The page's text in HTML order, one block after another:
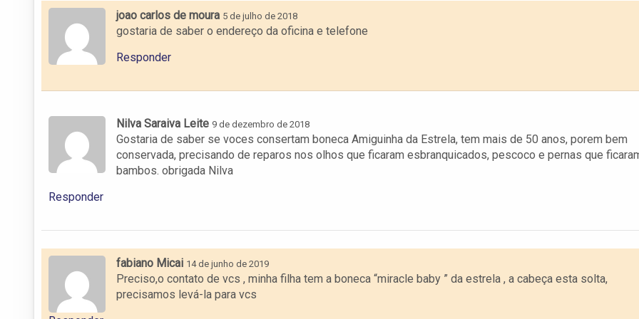
joao carlos de moura 5 de julho de 2018
gostaria de saber o endereço da oficina e telefone
Responder
Nilva Saraiva Leite 9 de dezembro de 2018
Gostaria de saber se voces consertam boneca Amiguinha da Estrela, tem mais de 50 anos, porem bem
conservada, precisando de reparos nos olhos que ficaram esbranquicados, pescoco e pernas que
bambos. obrigada Nilva
Responder
fabiano Micai 14 de junho de 2019
Preciso,o contato de vcs , minha filha tem a boneca “miracle baby ” da estrela , a cabeça esta solta,
precisamos levá-la para vcs